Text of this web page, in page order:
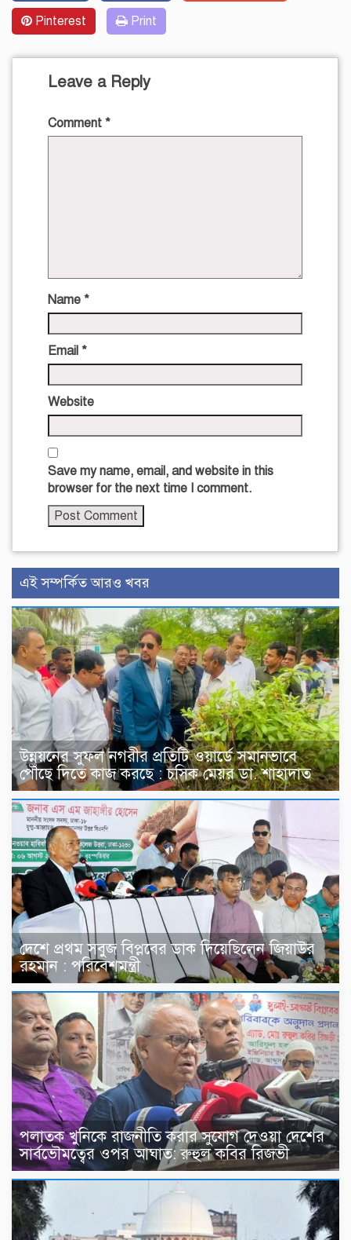
Pinterest Print
Leave a Reply
Comment *
Name *
Email *
Website
Save my name, email, and website in this
browser for the next time I comment.
এই সম্পর্কিত আরও খবর
উন্নয়নের সুফল নগরীর প্রতিটি ওয়ার্ডে সমানভাবে
পৌঁছে দিতে কাজ করছে : চসিক মেয়র ডা. শাহাদাত
দেশে প্রথম সবুজ বিপ্লবের ডাক দিয়েছিলেন জিয়াউর
রহমান : পরিবেশমন্ত্রী
পলাতক খুনিকে রাজনীতি করার সুযোগ দেওয়া দেশের
সার্বভৌমত্বের ওপর আঘাত: রুহুল কবির রিজভী